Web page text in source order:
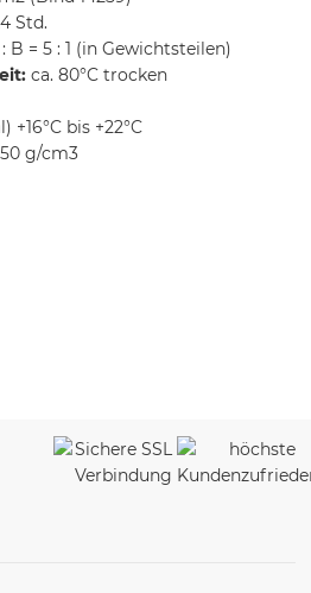
Std.
B = 5 : 1 (in Gewichtsteilen)
ca. 80°C trocken
+16°C bis +22°C
g/cm3